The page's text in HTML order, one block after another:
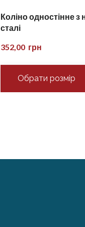
Коліно одностінне з
сталі
352,00  грн
Обрати розмір